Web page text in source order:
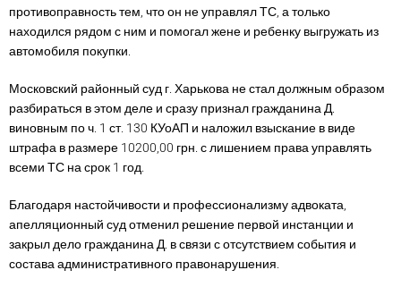
противоправность тем, что он не управлял ТС, а только
находился рядом с ним и помогал жене и ребенку выгружать из
автомобиля покупки.
Московский районный суд г. Харькова не стал должным образом
разбираться в этом деле и сразу признал гражданина Д.
виновным по ч. 1 ст. 130 КУоАП и наложил взыскание в виде
штрафа в размере 10200,00 грн. с лишением права управлять
всеми ТС на срок 1 год.
Благодаря настойчивости и профессионализму адвоката,
апелляционный суд отменил решение первой инстанции и
закрыл дело гражданина Д. в связи с отсутствием события и
состава административного правонарушения.